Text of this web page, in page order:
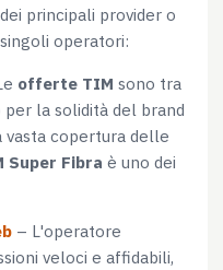
principali provider o
operatori:
offerte TIM sono tra
la solidità del brand
copertura delle
Super Fibra è uno dei
– L'operatore
veloci e affidabili,